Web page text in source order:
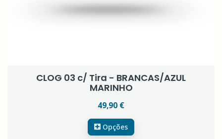
CLOG 03 c/ Tira - BRANCAS/AZUL
MARINHO
49,90 €
Opções